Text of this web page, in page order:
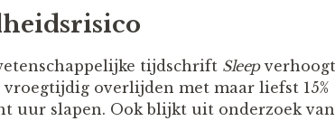
tijdschrift Sleep
overlijden met maar liefst 15%
uur slapen. Ook blijkt uit onderzoek